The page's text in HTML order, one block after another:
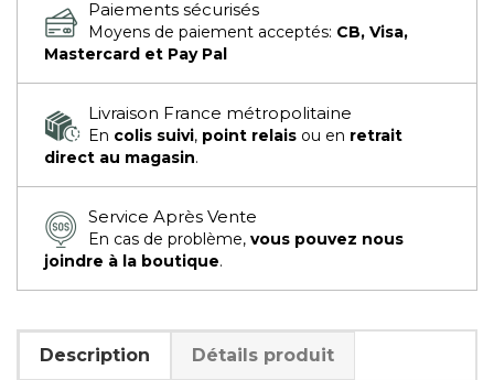
Paiements sécurisés
Moyens de paiement acceptés: CB, Visa,
Mastercard et Pay Pal
Livraison France métropolitaine
En colis suivi, point relais ou en retrait
direct au magasin.
Service Après Vente
En cas de problème, vous pouvez nous
joindre à la boutique.
Description Détails produit